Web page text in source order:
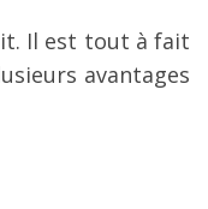
Il est tout à fait
avantages